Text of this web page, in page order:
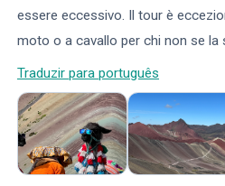
essere eccessivo. Il tour è
moto o a cavallo per chi non se la
Traduzir para português